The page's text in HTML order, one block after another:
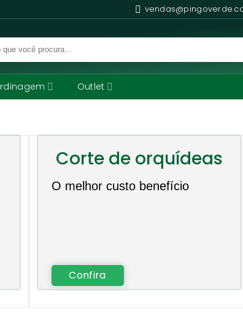
Outlet
Corte de orquídeas
O melhor custo benefício
Confira